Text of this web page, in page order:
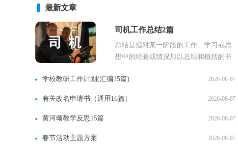
最新文章
司机工作总结2篇
总结是指对某一阶段的工作、学习或思
想中的经验或情况加以总结和概括的书
学校教研工作计划(汇编15篇)
2026-08-07
有关改名申请书（通用16篇） 2026-08-07
黄河颂教学反思15篇 2026-08-07
春节活动主题方案 2026-08-07